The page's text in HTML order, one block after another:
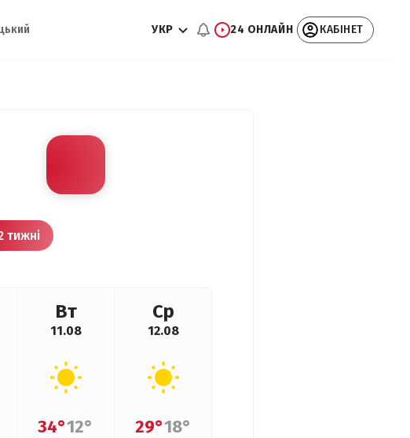
УКР 24 ОНЛАЙН КАБІНЕТ
тижні
Вт
11.08
34°12°
Ср
12.08
29°18°